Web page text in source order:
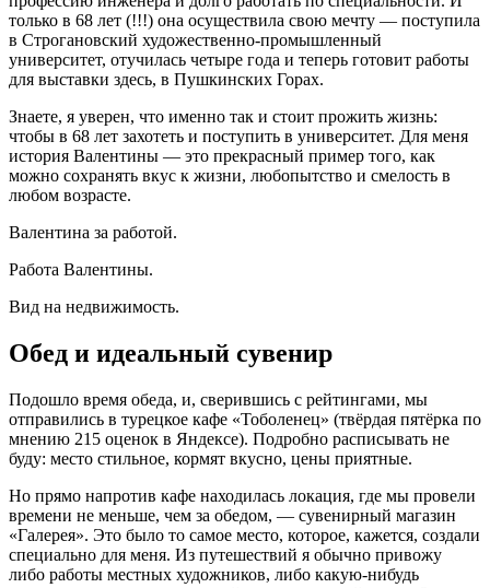
только в 68 лет (!!!) она осуществила свою мечту — поступила
в Строгановский художественно-промышленный
университет, отучилась четыре года и теперь готовит работы
для выставки здесь, в Пушкинских Горах.
Знаете, я уверен, что именно так и стоит прожить жизнь:
чтобы в 68 лет захотеть и поступить в университет. Для меня
история Валентины — это прекрасный пример того, как
можно сохранять вкус к жизни, любопытство и смелость в
любом возрасте.
Валентина за работой.
Работа Валентины.
Вид на недвижимость.
Обед и идеальный сувенир
Подошло время обеда, и, сверившись с рейтингами, мы
отправились в турецкое кафе «Тоболенец» (твёрдая пятёрка по
мнению 215 оценок в Яндексе). Подробно расписывать не
буду: место стильное, кормят вкусно, цены приятные.
Но прямо напротив кафе находилась локация, где мы провели
времени не меньше, чем за обедом, — сувенирный магазин
«Галерея». Это было то самое место, которое, кажется, создали
специально для меня. Из путешествий я обычно привожу
либо работы местных художников, либо какую-нибудь